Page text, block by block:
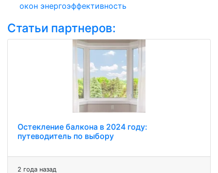
окон энергоэффективность
Статьи партнеров:
Остекление балкона в 2024 году:
путеводитель по выбору
2 года назад